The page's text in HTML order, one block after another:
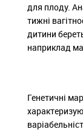
для плоду.
тижні
дитини
наприклад
Генетичні